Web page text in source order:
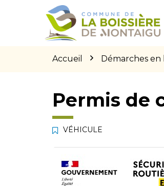
Gestion des traceurs
Accueil Démarches en
Permis de
VÉHICULE